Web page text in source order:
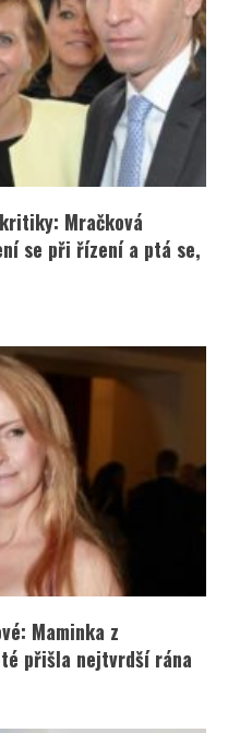
Mračková
se při řízení a ptá se,
Maminka z
přišla nejtvrdší rána